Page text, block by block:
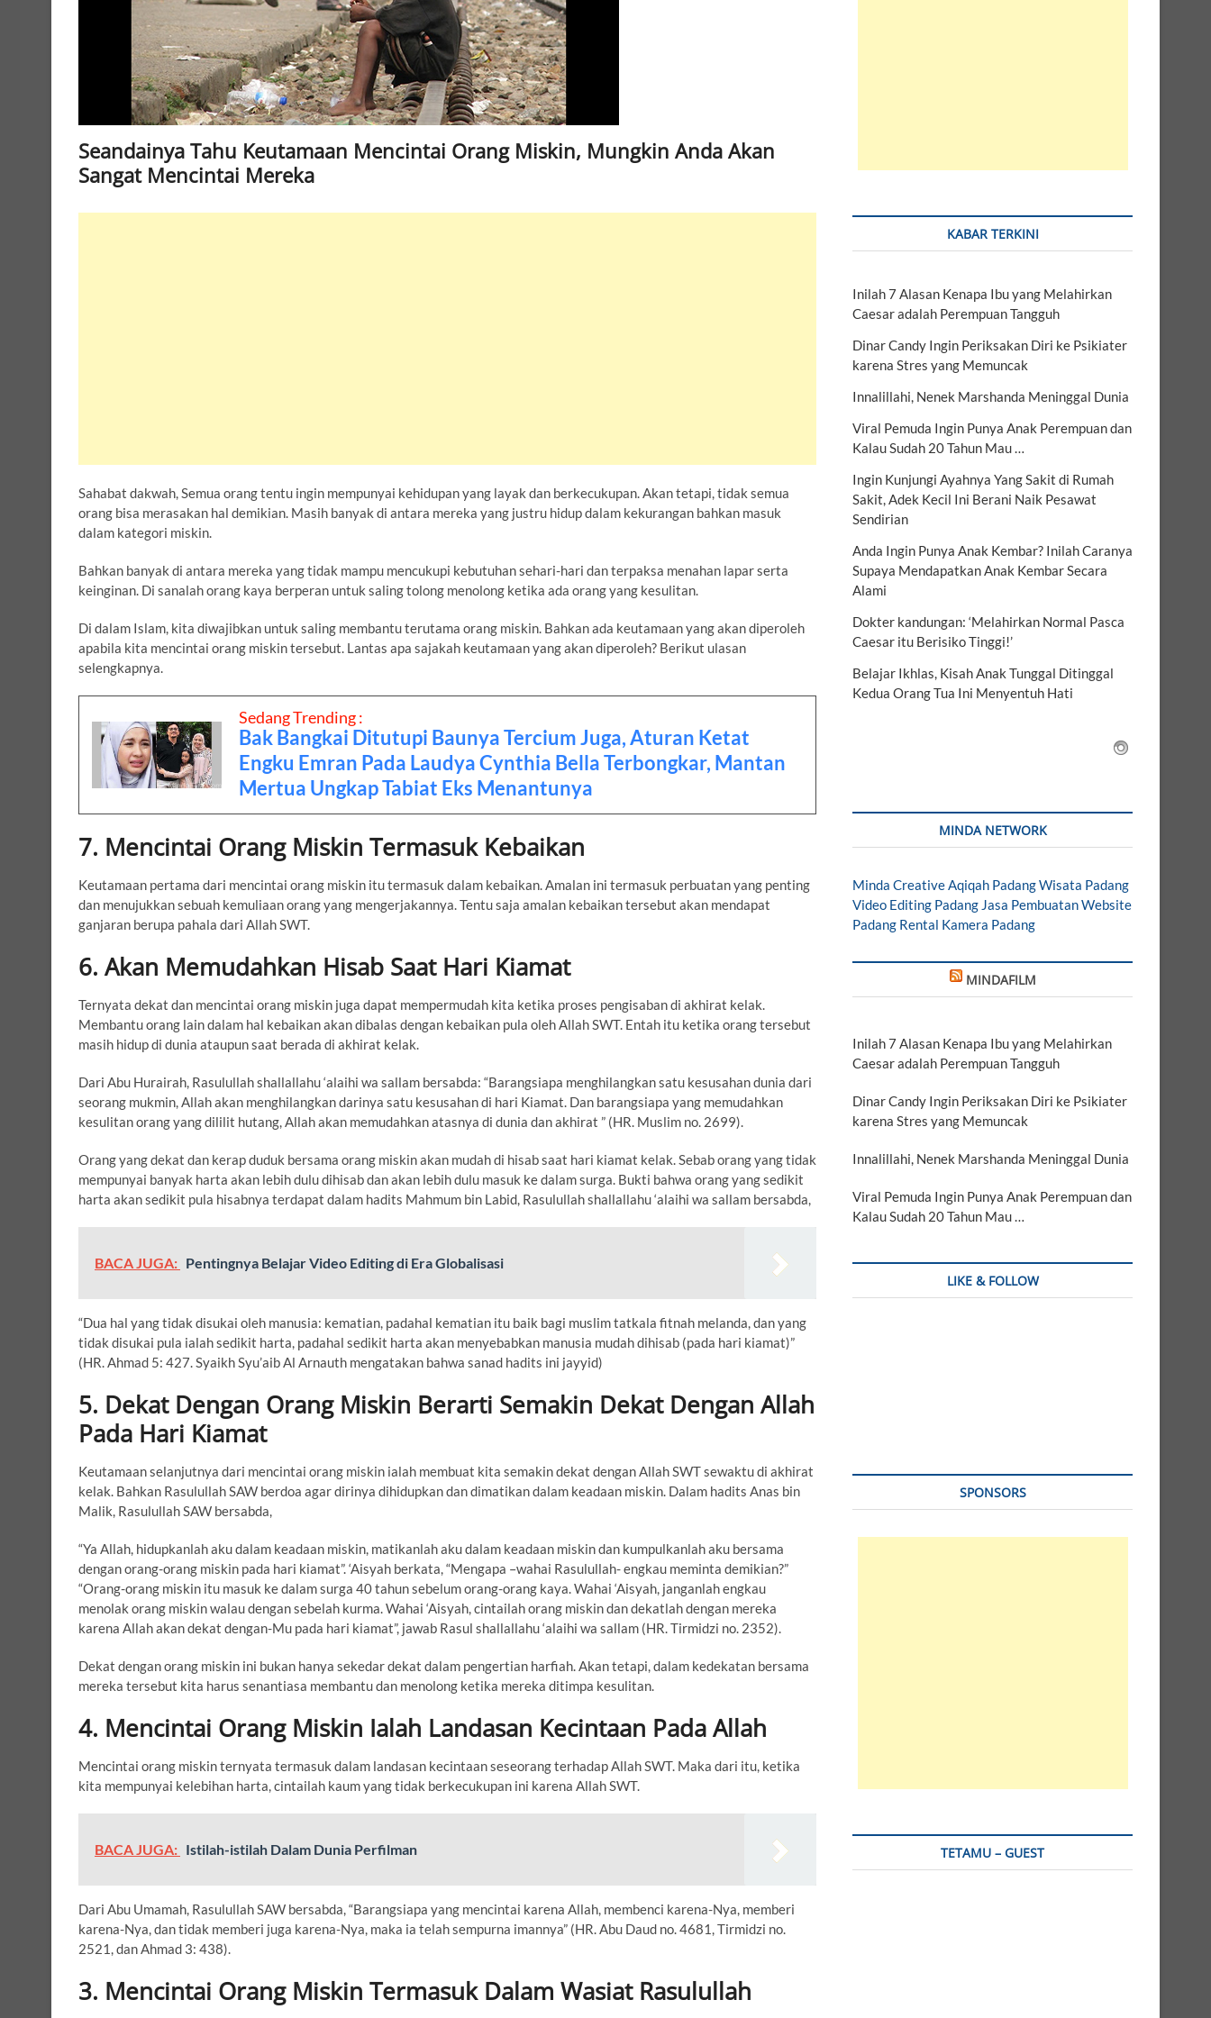
Seandainya Tahu Keutamaan Mencintai Orang Miskin, Mungkin Anda Akan
Sangat Mencintai Mereka
Sahabat dakwah, Semua orang tentu ingin mempunyai kehidupan yang layak dan berkecukupan. Akan tetapi, tidak semua
orang bisa merasakan hal demikian. Masih banyak di antara mereka yang justru hidup dalam kekurangan bahkan masuk
dalam kategori miskin.
Bahkan banyak di antara mereka yang tidak mampu mencukupi kebutuhan sehari-hari dan terpaksa menahan lapar serta
keinginan. Di sanalah orang kaya berperan untuk saling tolong menolong ketika ada orang yang kesulitan.
Di dalam Islam, kita diwajibkan untuk saling membantu terutama orang miskin. Bahkan ada keutamaan yang akan diperoleh
apabila kita mencintai orang miskin tersebut. Lantas apa sajakah keutamaan yang akan diperoleh? Berikut ulasan
selengkapnya.
Sedang Trending :
Bak Bangkai Ditutupi Baunya Tercium Juga, Aturan Ketat
Engku Emran Pada Laudya Cynthia Bella Terbongkar, Mantan
Mertua Ungkap Tabiat Eks Menantunya
7. Mencintai Orang Miskin Termasuk Kebaikan
Keutamaan pertama dari mencintai orang miskin itu termasuk dalam kebaikan. Amalan ini termasuk perbuatan yang penting
dan menujukkan sebuah kemuliaan orang yang mengerjakannya. Tentu saja amalan kebaikan tersebut akan mendapat
ganjaran berupa pahala dari Allah SWT.
6. Akan Memudahkan Hisab Saat Hari Kiamat
Ternyata dekat dan mencintai orang miskin juga dapat mempermudah kita ketika proses pengisaban di akhirat kelak.
Membantu orang lain dalam hal kebaikan akan dibalas dengan kebaikan pula oleh Allah SWT. Entah itu ketika orang tersebut
masih hidup di dunia ataupun saat berada di akhirat kelak.
Dari Abu Hurairah, Rasulullah shallallahu ‘alaihi wa sallam bersabda: “Barangsiapa menghilangkan satu kesusahan dunia dari
seorang mukmin, Allah akan menghilangkan darinya satu kesusahan di hari Kiamat. Dan barangsiapa yang memudahkan
kesulitan orang yang dililit hutang, Allah akan memudahkan atasnya di dunia dan akhirat ” (HR. Muslim no. 2699).
Orang yang dekat dan kerap duduk bersama orang miskin akan mudah di hisab saat hari kiamat kelak. Sebab orang yang tidak
mempunyai banyak harta akan lebih dulu dihisab dan akan lebih dulu masuk ke dalam surga. Bukti bahwa orang yang sedikit
harta akan sedikit pula hisabnya terdapat dalam hadits Mahmum bin Labid, Rasulullah shallallahu ‘alaihi wa sallam bersabda,
BACA JUGA: Pentingnya Belajar Video Editing di Era Globalisasi
“Dua hal yang tidak disukai oleh manusia: kematian, padahal kematian itu baik bagi muslim tatkala fitnah melanda, dan yang
tidak disukai pula ialah sedikit harta, padahal sedikit harta akan menyebabkan manusia mudah dihisab (pada hari kiamat)”
(HR. Ahmad 5: 427. Syaikh Syu’aib Al Arnauth mengatakan bahwa sanad hadits ini jayyid)
5. Dekat Dengan Orang Miskin Berarti Semakin Dekat Dengan Allah
Pada Hari Kiamat
Keutamaan selanjutnya dari mencintai orang miskin ialah membuat kita semakin dekat dengan Allah SWT sewaktu di akhirat
kelak. Bahkan Rasulullah SAW berdoa agar dirinya dihidupkan dan dimatikan dalam keadaan miskin. Dalam hadits Anas bin
Malik, Rasulullah SAW bersabda,
“Ya Allah, hidupkanlah aku dalam keadaan miskin, matikanlah aku dalam keadaan miskin dan kumpulkanlah aku bersama
dengan orang-orang miskin pada hari kiamat”. ‘Aisyah berkata, “Mengapa –wahai Rasulullah- engkau meminta demikian?”
“Orang-orang miskin itu masuk ke dalam surga 40 tahun sebelum orang-orang kaya. Wahai ‘Aisyah, janganlah engkau
menolak orang miskin walau dengan sebelah kurma. Wahai ‘Aisyah, cintailah orang miskin dan dekatlah dengan mereka
karena Allah akan dekat dengan-Mu pada hari kiamat”, jawab Rasul shallallahu ‘alaihi wa sallam (HR. Tirmidzi no. 2352).
Dekat dengan orang miskin ini bukan hanya sekedar dekat dalam pengertian harfiah. Akan tetapi, dalam kedekatan bersama
mereka tersebut kita harus senantiasa membantu dan menolong ketika mereka ditimpa kesulitan.
4. Mencintai Orang Miskin Ialah Landasan Kecintaan Pada Allah
Mencintai orang miskin ternyata termasuk dalam landasan kecintaan seseorang terhadap Allah SWT. Maka dari itu, ketika
kita mempunyai kelebihan harta, cintailah kaum yang tidak berkecukupan ini karena Allah SWT.
BACA JUGA: Istilah-istilah Dalam Dunia Perfilman
Dari Abu Umamah, Rasulullah SAW bersabda, “Barangsiapa yang mencintai karena Allah, membenci karena-Nya, memberi
karena-Nya, dan tidak memberi juga karena-Nya, maka ia telah sempurna imannya” (HR. Abu Daud no. 4681, Tirmidzi no.
2521, dan Ahmad 3: 438).
3. Mencintai Orang Miskin Termasuk Dalam Wasiat Rasulullah
KABAR TERKINI
Inilah 7 Alasan Kenapa Ibu yang Melahirkan
Caesar adalah Perempuan Tangguh
Dinar Candy Ingin Periksakan Diri ke Psikiater
karena Stres yang Memuncak
Innalillahi, Nenek Marshanda Meninggal Dunia
Viral Pemuda Ingin Punya Anak Perempuan dan
Kalau Sudah 20 Tahun Mau …
Ingin Kunjungi Ayahnya Yang Sakit di Rumah
Sakit, Adek Kecil Ini Berani Naik Pesawat
Sendirian
Anda Ingin Punya Anak Kembar? Inilah Caranya
Supaya Mendapatkan Anak Kembar Secara
Alami
Dokter kandungan: ‘Melahirkan Normal Pasca
Caesar itu Berisiko Tinggi!’
Belajar Ikhlas, Kisah Anak Tunggal Ditinggal
Kedua Orang Tua Ini Menyentuh Hati
MINDA NETWORK
Minda CreativeAqiqah PadangWisata Padang
Video Editing Padang Jasa Pembuatan Website
Padang Rental Kamera Padang
MINDAFILM
Inilah 7 Alasan Kenapa Ibu yang Melahirkan
Caesar adalah Perempuan Tangguh
Dinar Candy Ingin Periksakan Diri ke Psikiater
karena Stres yang Memuncak
Innalillahi, Nenek Marshanda Meninggal Dunia
Viral Pemuda Ingin Punya Anak Perempuan dan
Kalau Sudah 20 Tahun Mau …
LIKE & FOLLOW
SPONSORS
TETAMU – GUEST